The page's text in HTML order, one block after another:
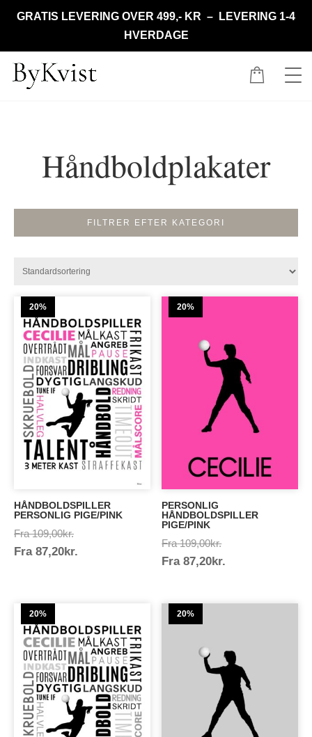
GRATIS LEVERING OVER 499,- KR – LEVERING 1-4
HVERDAGE
Håndboldplakater
FILTRER EFTER KATEGORI
20%
HÅNDBOLDSPILLER
PERSONLIG PIGE/PINK
Fra 109,00kr.Prisinterval:
109,00kr.
Fra 87,20kr.
20%
PERSONLIG
HÅNDBOLDSPILLER
PIGE/PINK
Fra 109,00kr.Prisinterval:
109,00kr.
Fra 87,20kr.
20% 20%